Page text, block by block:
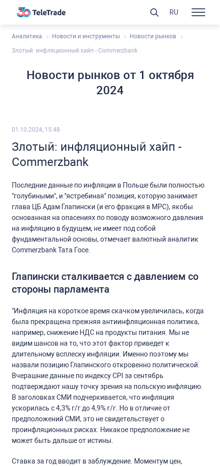
Аналитика Новости и инструменты Новости рынков
Злотый: инфляционный хайп - Commerzbank
Новости рынков от 1 октября
2024
01.10.2024, 15:48
Злотый: инфляционный хайп -
Commerzbank
Последние данные по инфляции в Польше были полностью
"голубиными", и "ястребиная" позиция, которую занимает
глава ЦБ Адам Глапински (и его фракция в MPC), якобы
основанная на опасениях по поводу возможного давления
на инфляцию в будущем, не имеет под собой
фундаментальной основы, отмечает валютный аналитик
Commerzbank Тата Госе.
Глапински сталкивается с давлением со
стороны парламента
"Инфляция на короткое время скачком увеличилась, когда
была прекращена прежняя антиинфляционная политика,
например, снижение НДС на продукты питания. Мы не
видим шансов на то, что этот фактор приведет к
длительному всплеску инфляции. Именно поэтому мы
назвали позицию Глапинского откровенно политической.
Вчерашние данные по индексу CPI за сентябрь
подтверждают нашу точку зрения на польскую инфляцию.
В заголовках СМИ подчеркивается, что инфляция
ускорилась с 4,3% г/г до 4,9% г/г. Но в отличие от
предположений СМИ, это не свидетельствует о
проинфляционных рисках. Никакое предположение не
может быть дальше от истины.
Ставка за год вводит в заблуждение. Моментум цен,
RU